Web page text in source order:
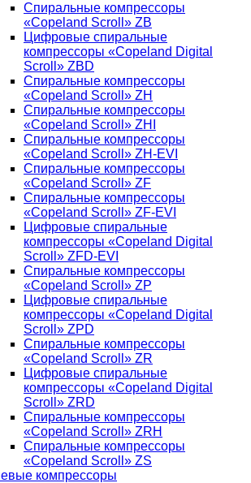
Спиральные компрессоры
«Copeland Scroll» ZB
Цифровые спиральные
компрессоры «Copeland Digital
Scroll» ZBD
Спиральные компрессоры
«Copeland Scroll» ZH
Спиральные компрессоры
«Copeland Scroll» ZHI
Спиральные компрессоры
«Copeland Scroll» ZH-EVI
Спиральные компрессоры
«Copeland Scroll» ZF
Спиральные компрессоры
«Copeland Scroll» ZF-EVI
Цифровые спиральные
компрессоры «Copeland Digital
Scroll» ZFD-EVI
Спиральные компрессоры
«Copeland Scroll» ZP
Цифровые спиральные
компрессоры «Copeland Digital
Scroll» ZPD
Спиральные компрессоры
«Copeland Scroll» ZR
Цифровые спиральные
компрессоры «Copeland Digital
Scroll» ZRD
Спиральные компрессоры
«Copeland Scroll» ZRH
Спиральные компрессоры
«Copeland Scroll» ZS
компрессоры